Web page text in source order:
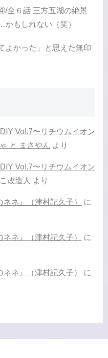
全６話 三方五湖の絶景
もしれない（笑）
よかった」と思えた無印
Vol.7〜リチウムイオン
と まさやん より
Vol.7〜リチウムイオン
改造人 より
ネ』（津村記久子）
に
ネ』（津村記久子）
に
ネ』（津村記久子）
に